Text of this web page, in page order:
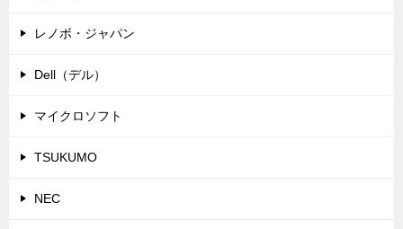
レノボ・ジャパン
Dell（デル）
マイクロソフト
TSUKUMO
NEC